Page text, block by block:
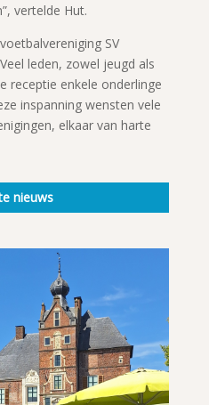
vertelde Hut.
SV
leden, zowel jeugd als
receptie enkele onderlinge
inspanning wensten vele
elkaar van harte
nieuws